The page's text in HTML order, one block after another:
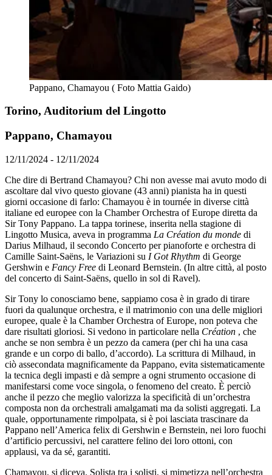
Pappano, Chamayou ( Foto Mattia Gaido)
Torino, Auditorium del Lingotto
Pappano, Chamayou
12/11/2024 - 12/11/2024
Che dire di Bertrand Chamayou? Chi non avesse mai avuto modo di
ascoltare dal vivo questo giovane (43 anni) pianista ha in questi
giorni occasione di farlo: Chamayou è in tournée in diverse città
italiane ed europee con la Chamber Orchestra of Europe diretta da
Sir Tony Pappano. La tappa torinese, inserita nella stagione di
Lingotto Musica, aveva in programma La Création du monde di
Darius Milhaud, il secondo Concerto per pianoforte e orchestra di
Camille Saint-Saëns, le Variazioni su I Got Rhythm di George
Gershwin e Fancy Free di Leonard Bernstein. (In altre città, al posto
del concerto di Saint-Saëns, quello in sol di Ravel).
Sir Tony lo conosciamo bene, sappiamo cosa è in grado di tirare
fuori da qualunque orchestra, e il matrimonio con una delle migliori
europee, quale è la Chamber Orchestra of Europe, non poteva che
dare risultati gloriosi. Si vedono in particolare nella Création , che
anche se non sembra è un pezzo da camera (per chi ha una casa
grande e un corpo di ballo, d’accordo). La scrittura di Milhaud, in
ciò assecondata magnificamente da Pappano, evita sistematicamente
la tecnica degli impasti e dà sempre a ogni strumento occasione di
manifestarsi come voce singola, o fenomeno del creato. È perciò
anche il pezzo che meglio valorizza la specificità di un’orchestra
composta non da orchestrali amalgamati ma da solisti aggregati. La
quale, opportunamente rimpolpata, si è poi lasciata trascinare da
Pappano nell’America felix di Gershwin e Bernstein, nei loro fuochi
d’artificio percussivi, nel carattere felino dei loro ottoni, con
applausi, va da sé, garantiti.
Chamayou, si diceva. Solista tra i solisti, si mimetizza nell’orchestra